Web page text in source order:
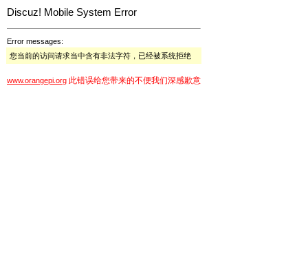
Discuz! Mobile System Error
Error messages:
您当前的访问请求当中含有非法字符，已经被系统拒绝
www.orangepi.org 此错误给您带来的不便我们深感歉意